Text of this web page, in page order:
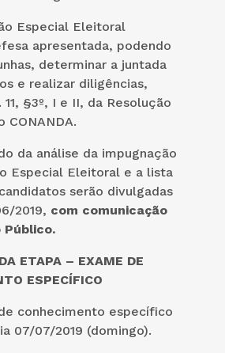
Especial Eleitoral
apresentada, podendo
determinar a juntada
e realizar diligências,
§3º, I e II, da Resolução
CONANDA.
da análise da impugnação
Especial Eleitoral e a lista
serão divulgadas
2019, com comunicação
Público.
ETAPA – EXAME DE
ESPECÍFICO
conhecimento específico
07/07/2019 (domingo).